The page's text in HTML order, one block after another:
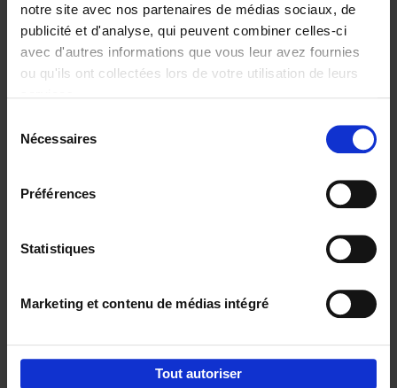
notre site avec nos partenaires de médias sociaux, de
publicité et d'analyse, qui peuvent combiner celles-ci
avec d'autres informations que vous leur avez fournies
ou qu'ils ont collectées lors de votre utilisation de leurs
Nécessaires
Préférences
Statistiques
Marketing et contenu de médias intégré
Tout autoriser
€29,99
Digital marketing like a PRO -
completely revised edition (EN)